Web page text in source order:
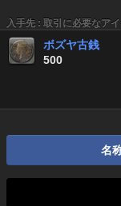
入手先 : 取引に必要なア
ボズヤ古銭
500
名